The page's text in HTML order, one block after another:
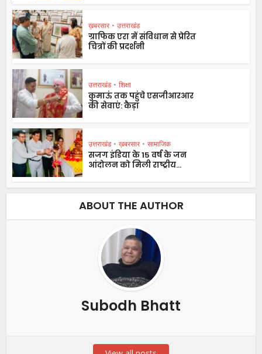
ख़बरसार • उत्तराखंड
ग्राफिक एरा में संविधान से प्रेरित
चित्रों की प्रदर्शनी
उत्तराखंड • शिक्षा
कुमाऊं तक पहुंचे एसजीआरआर
की सेवाएं: कैड़ा
उत्तराखंड • ख़बरसार • सामाजिक
सजग इंडिया के 15 वर्ष के जन
आंदोलन को मिली राष्ट्रीय...
ABOUT THE AUTHOR
Subodh Bhatt